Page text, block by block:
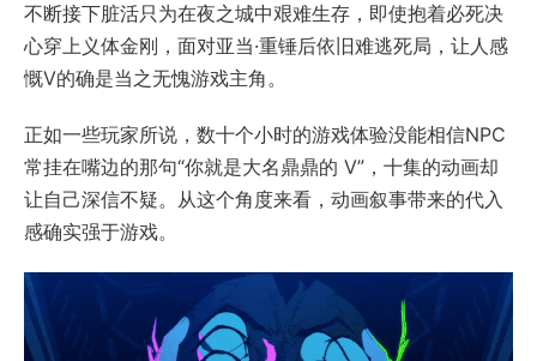
不断接下脏活只为在夜之城中艰难生存，即使抱着必死决
心穿上义体金刚，面对亚当·重锤后依旧难逃死局，让人感
慨V的确是当之无愧游戏主角。
正如一些玩家所说，数十个小时的游戏体验没能相信NPC
常挂在嘴边的那句“你就是大名鼎鼎的 V”，十集的动画却
让自己深信不疑。从这个角度来看，动画叙事带来的代入
感确实强于游戏。